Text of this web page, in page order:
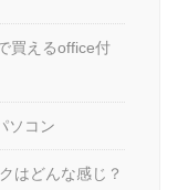
買えるoffice付
ソコン
はどんな感じ？